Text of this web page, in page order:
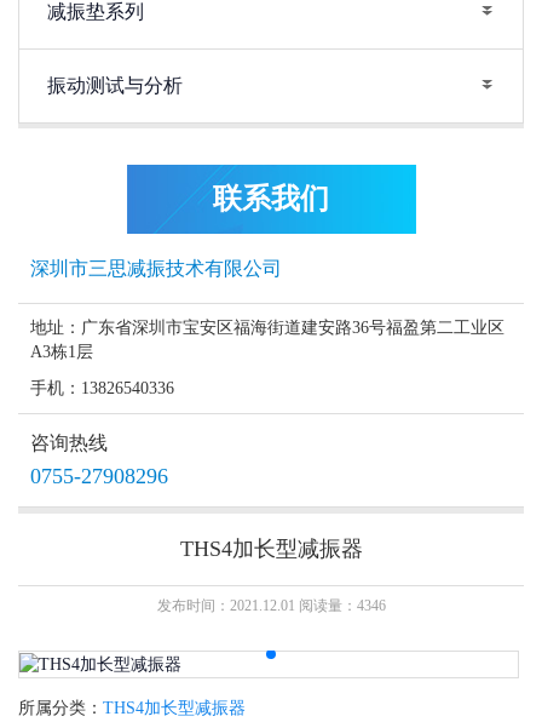
减振垫系列
振动测试与分析
联系我们
深圳市三思减振技术有限公司
地址：广东省深圳市宝安区福海街道建安路36号福盈第二工业区
A3栋1层
手机：13826540336
咨询热线
0755-27908296
THS4加长型减振器
发布时间：2021.12.01 阅读量：4346
所属分类： THS4加长型减振器